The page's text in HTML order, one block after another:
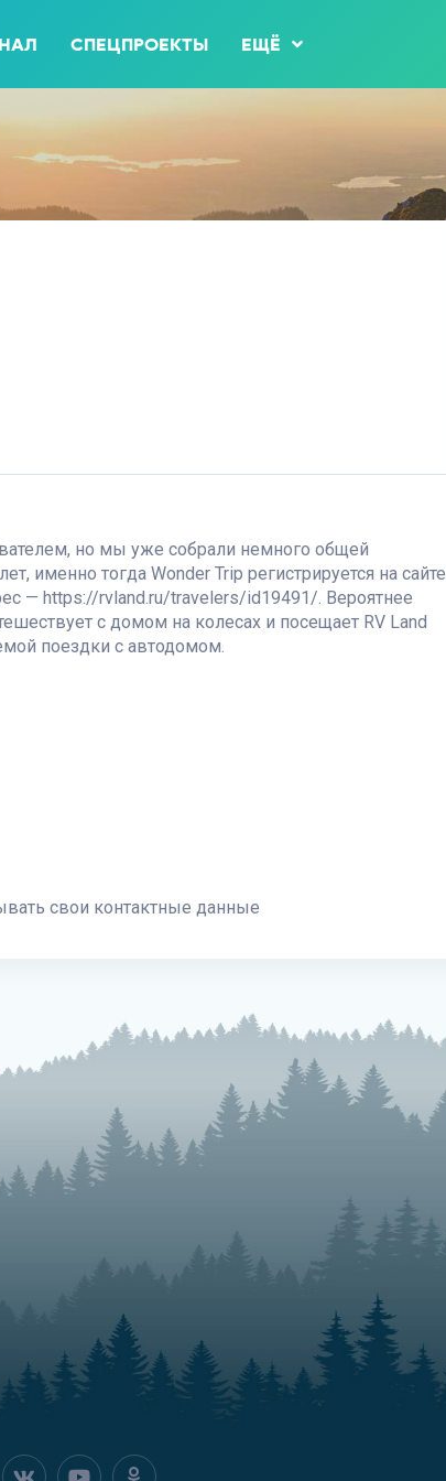
СПЕЦПРОЕКТЫ ЕЩЁ
но мы уже собрали немного общей
именно тогда Wonder Trip регистрируется на сайте
— https://rvland.ru/travelers/id19491/. Вероятнее
с домом на колесах и посещает RV Land
поездки с автодомом.
свои контактные данные